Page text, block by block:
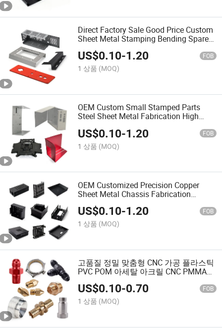
Direct Factory Sale Good Price Custom
Sheet Metal Stamping Bending Spare
Part Precision Sheet Metal Fabrication
US$0.10-1.20 FOB
1 상품 (MOQ)
OEM Custom Small Stamped Parts
Steel Sheet Metal Fabrication High
Fabrication Services
US$0.10-1.20 FOB
1 상품 (MOQ)
OEM Customized Precision Copper
Sheet Metal Chassis Fabrication
Custom Precision Sheet Metal
Fabrication Services
US$0.10-1.20 FOB
1 상품 (MOQ)
고품질 정밀 맞춤형 CNC 가공 플라스틱
PVC POM 아세탈 아크릴 CNC PMMA
부품 가공 서비스
US$0.10-0.70 FOB
1 상품 (MOQ)